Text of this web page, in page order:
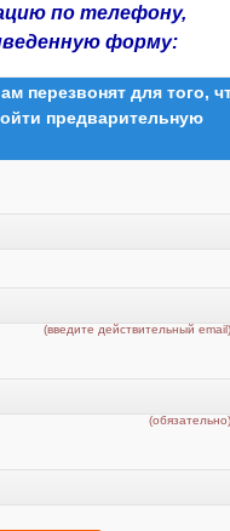
по телефону,
форму:
перезвонят для того,
предварительную
(введите действительный